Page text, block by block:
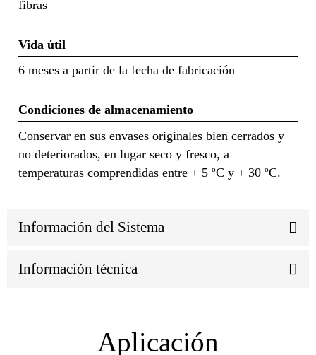
fibras
Vida útil
6 meses a partir de la fecha de fabricación
Condiciones de almacenamiento
Conservar en sus envases originales bien cerrados y
no deteriorados, en lugar seco y fresco, a
temperaturas comprendidas entre + 5 ºC y + 30 ºC.
Información del Sistema
Información técnica
Aplicación